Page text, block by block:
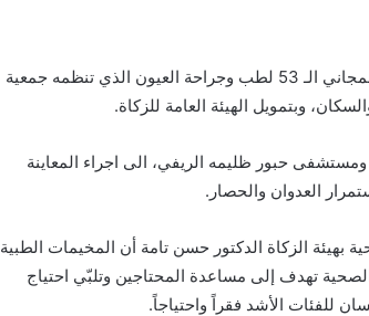
بدأت بمديرية حبور ظليمة محافظة عمران اليوم، أعمال المخيم الطبي المجاني الـ 53 لطب وجراحة العيون الذي تنظمه جمعية
وبتمويل الهيئة العامة للزكاة.
حبور ظليمه الريفي، الى اجراء المعاينة
العدوان والحصار.
بهيئة الزكاة الدكتور حسن تامة أن المخيمات الطبية
الصحية تهدف إلى مساعدة المحتاجين وتلبّي احتياج
للفئات الأشد فقراً واحتياجاً.